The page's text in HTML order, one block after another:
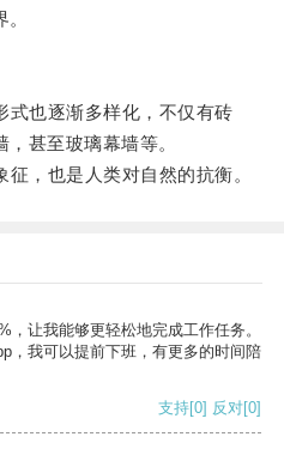
也逐渐多样化，不仅有砖
甚至玻璃幕墙等。
，也是人类对自然的抗衡。
让我能够更轻松地完成工作任务。
，我可以提前下班，有更多的时间陪
支持[0] 反对[0]